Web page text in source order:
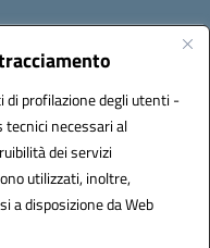
profilazione degli utenti -
necessari al
dei servizi
utilizzati, inoltre,
disposizione da Web